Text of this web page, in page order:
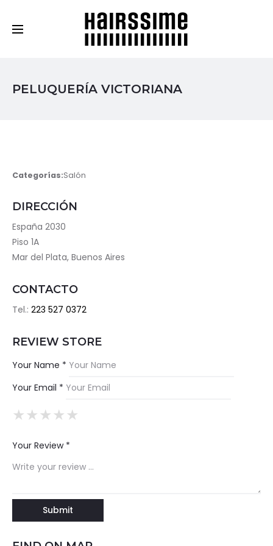
PELUQUERÍA VICTORIANA
Categorías:Salón
DIRECCIÓN
España 2030
Piso 1A
Mar del Plata, Buenos Aires
CONTACTO
Tel.: 223 527 0372
REVIEW STORE
Your Name *
Your Email *
★
★★
★★★
★★★★
★★★★★
Your Review *